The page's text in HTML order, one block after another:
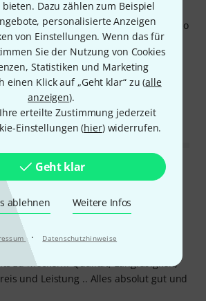
Dazu zählen zum Beispiel
personalisierte Anzeigen
von Einstellungen. Wenn das für
Sie der Nutzung von Cookies
Statistiken und Marketing
einen Klick auf „Geht klar“ zu (alle
anzeigen).
erteilte Zustimmung jederzeit
Einstellungen (hier) widerrufen.
Geht klar
ablehnen Weitere Infos
· Datenschutzhinweise
immer Probleme. Sie klang
vorallem in höheren Lagen. Bisschen so
probiert von
SlideBlues 18.01.2021
zu meckern. Qualität, Langlebigkeit,
und Leistung .. Alles absolut gut und